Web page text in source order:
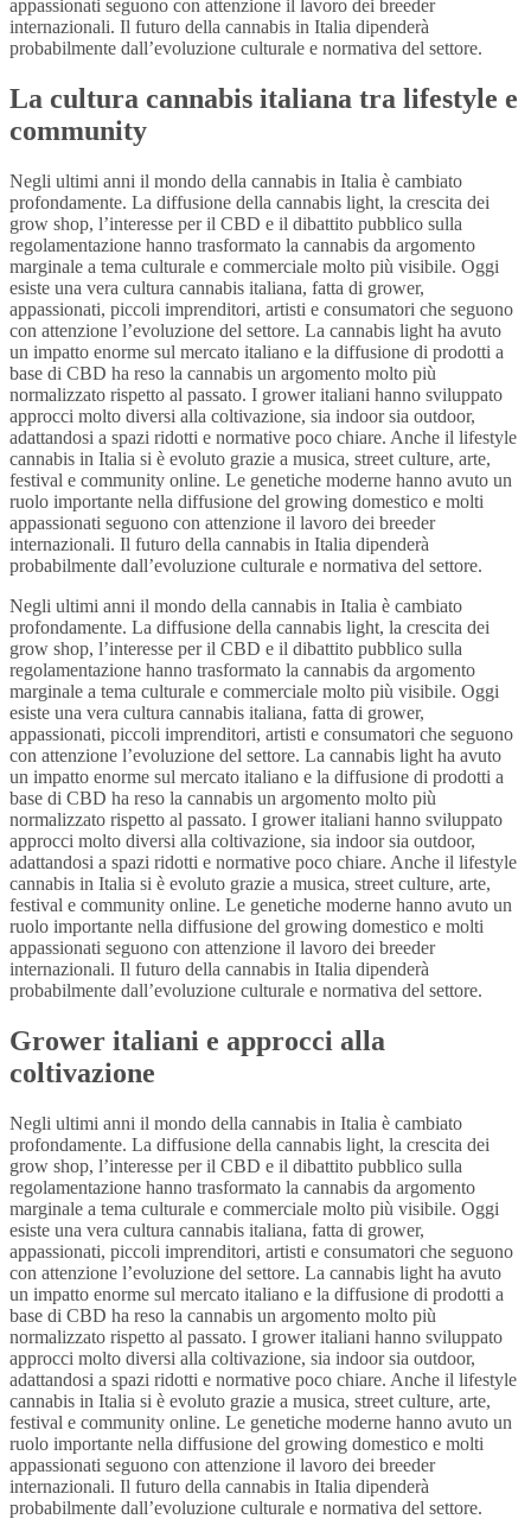
appassionati seguono con attenzione il lavoro dei breeder
internazionali. Il futuro della cannabis in Italia dipenderà
probabilmente dall’evoluzione culturale e normativa del settore.
La cultura cannabis italiana tra lifestyle e
community
Negli ultimi anni il mondo della cannabis in Italia è cambiato
profondamente. La diffusione della cannabis light, la crescita dei
grow shop, l’interesse per il CBD e il dibattito pubblico sulla
regolamentazione hanno trasformato la cannabis da argomento
marginale a tema culturale e commerciale molto più visibile. Oggi
esiste una vera cultura cannabis italiana, fatta di grower,
appassionati, piccoli imprenditori, artisti e consumatori che seguono
con attenzione l’evoluzione del settore. La cannabis light ha avuto
un impatto enorme sul mercato italiano e la diffusione di prodotti a
base di CBD ha reso la cannabis un argomento molto più
normalizzato rispetto al passato. I grower italiani hanno sviluppato
approcci molto diversi alla coltivazione, sia indoor sia outdoor,
adattandosi a spazi ridotti e normative poco chiare. Anche il lifestyle
cannabis in Italia si è evoluto grazie a musica, street culture, arte,
festival e community online. Le genetiche moderne hanno avuto un
ruolo importante nella diffusione del growing domestico e molti
appassionati seguono con attenzione il lavoro dei breeder
internazionali. Il futuro della cannabis in Italia dipenderà
probabilmente dall’evoluzione culturale e normativa del settore.
Negli ultimi anni il mondo della cannabis in Italia è cambiato
profondamente. La diffusione della cannabis light, la crescita dei
grow shop, l’interesse per il CBD e il dibattito pubblico sulla
regolamentazione hanno trasformato la cannabis da argomento
marginale a tema culturale e commerciale molto più visibile. Oggi
esiste una vera cultura cannabis italiana, fatta di grower,
appassionati, piccoli imprenditori, artisti e consumatori che seguono
con attenzione l’evoluzione del settore. La cannabis light ha avuto
un impatto enorme sul mercato italiano e la diffusione di prodotti a
base di CBD ha reso la cannabis un argomento molto più
normalizzato rispetto al passato. I grower italiani hanno sviluppato
approcci molto diversi alla coltivazione, sia indoor sia outdoor,
adattandosi a spazi ridotti e normative poco chiare. Anche il lifestyle
cannabis in Italia si è evoluto grazie a musica, street culture, arte,
festival e community online. Le genetiche moderne hanno avuto un
ruolo importante nella diffusione del growing domestico e molti
appassionati seguono con attenzione il lavoro dei breeder
internazionali. Il futuro della cannabis in Italia dipenderà
probabilmente dall’evoluzione culturale e normativa del settore.
Grower italiani e approcci alla
coltivazione
Negli ultimi anni il mondo della cannabis in Italia è cambiato
profondamente. La diffusione della cannabis light, la crescita dei
grow shop, l’interesse per il CBD e il dibattito pubblico sulla
regolamentazione hanno trasformato la cannabis da argomento
marginale a tema culturale e commerciale molto più visibile. Oggi
esiste una vera cultura cannabis italiana, fatta di grower,
appassionati, piccoli imprenditori, artisti e consumatori che seguono
con attenzione l’evoluzione del settore. La cannabis light ha avuto
un impatto enorme sul mercato italiano e la diffusione di prodotti a
base di CBD ha reso la cannabis un argomento molto più
normalizzato rispetto al passato. I grower italiani hanno sviluppato
approcci molto diversi alla coltivazione, sia indoor sia outdoor,
adattandosi a spazi ridotti e normative poco chiare. Anche il lifestyle
cannabis in Italia si è evoluto grazie a musica, street culture, arte,
festival e community online. Le genetiche moderne hanno avuto un
ruolo importante nella diffusione del growing domestico e molti
appassionati seguono con attenzione il lavoro dei breeder
internazionali. Il futuro della cannabis in Italia dipenderà
probabilmente dall’evoluzione culturale e normativa del settore.